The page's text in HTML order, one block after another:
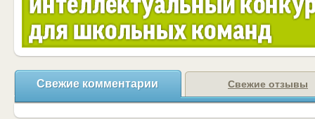
Свежие комментарии Свежие отзывы